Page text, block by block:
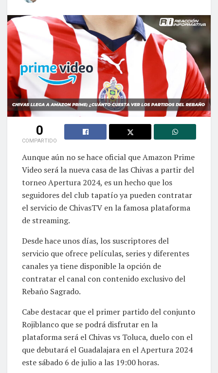
0
COMPARTIDO
Aunque aún no se hace oficial que Amazon Prime
Video será la nueva casa de las Chivas a partir del
torneo Apertura 2024, es un hecho que los
seguidores del club tapatío ya pueden contratar
el servicio de ChivasTV en la famosa plataforma
de streaming.
Desde hace unos días, los suscriptores del
servicio que ofrece películas, series y diferentes
canales ya tiene disponible la opción de
contratar el canal con contenido exclusivo del
Rebaño Sagrado.
Cabe destacar que el primer partido del conjunto
Rojiblanco que se podrá disfrutar en la
plataforma será el Chivas vs Toluca, duelo con el
que debutará el Guadalajara en el Apertura 2024
este sábado 6 de julio a las 19:00 horas.